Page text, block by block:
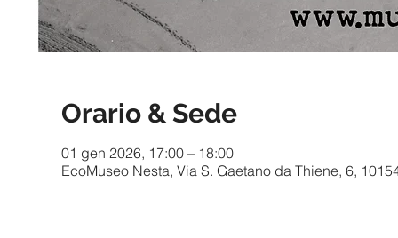
Orario & Sede
01 gen 2026, 17:00 – 18:00
EcoMuseo Nesta, Via S. Gaetano da Thiene, 6,